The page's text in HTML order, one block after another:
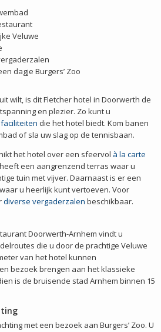
Veluwe
dagje Burgers’ Zoo
wilt, is dit Fletcher hotel in Doorwerth de
en plezier. Zo kunt u
die het hotel biedt. Kom banen
of sla uw slag op de tennisbaan.
het hotel over een sfeervol à la carte
een aangrenzend terras waar u
tuin met vijver. Daarnaast is er een
u heerlijk kunt vertoeven. Voor
diverse vergaderzalen beschikbaar.
Doorwerth-Arnhem vindt u
die u door de prachtige Veluwe
van het hotel kunnen
bezoek brengen aan het klassieke
is de bruisende stad Arnhem binnen 15
met een bezoek aan Burgers’ Zoo. U